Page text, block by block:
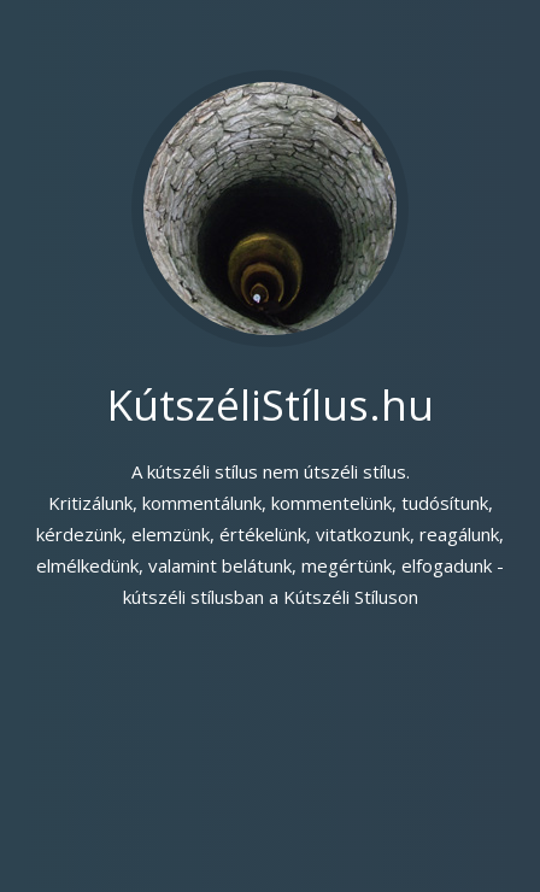
KútszéliStílus.hu
A kútszéli stílus nem útszéli stílus.
Kritizálunk, kommentálunk, kommentelünk, tudósítunk,
kérdezünk, elemzünk, értékelünk, vitatkozunk, reagálunk,
elmélkedünk, valamint belátunk, megértünk, elfogadunk -
kútszéli stílusban a Kútszéli Stíluson